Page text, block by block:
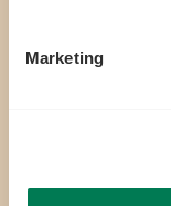
Marketing